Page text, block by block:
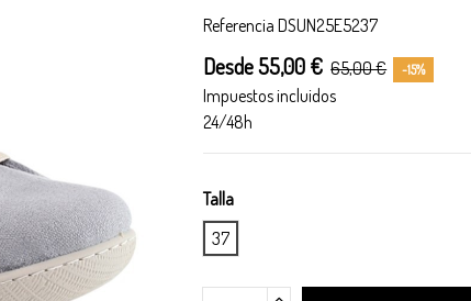
Referencia DSUN25E5237
Desde 55,00 € 65,00 € -15%
Impuestos incluidos
24/48h
Talla
37